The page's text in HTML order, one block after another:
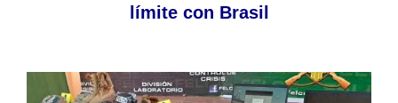
límite con Brasil